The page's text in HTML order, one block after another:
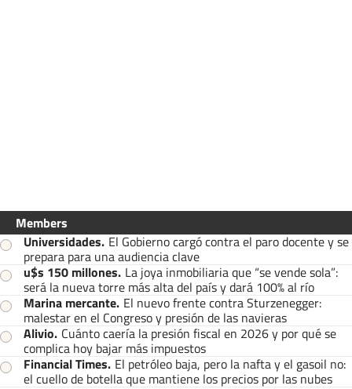
Members
Universidades. El Gobierno cargó contra el paro docente y se
prepara para una audiencia clave
u$s 150 millones. La joya inmobiliaria que “se vende sola”:
será la nueva torre más alta del país y dará 100% al río
Marina mercante. El nuevo frente contra Sturzenegger:
malestar en el Congreso y presión de las navieras
Alivio. Cuánto caería la presión fiscal en 2026 y por qué se
complica hoy bajar más impuestos
Financial Times. El petróleo baja, pero la nafta y el gasoil no:
el cuello de botella que mantiene los precios por las nubes